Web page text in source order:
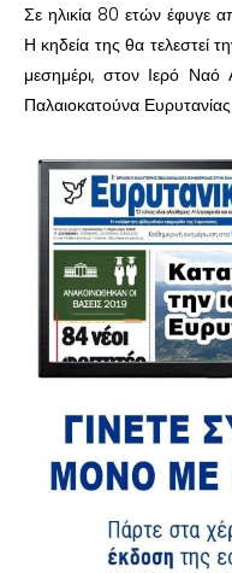
Σε ηλικία 80 ετών έφυγε
Η κηδεία της θα τελεστεί
μεσημέρι, στον Ιερό
Παλαιοκατούνα Ευρυτανίας.